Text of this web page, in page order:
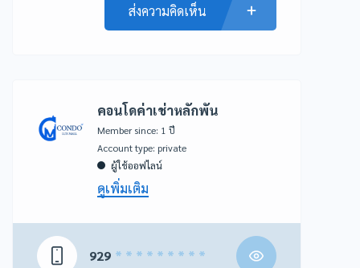
ส่งความคิดเห็น
คอนโดค่าเช่าหลักพัน
Member since: 1 ปี
account type: private
ผู้ใช้ออฟไลน์
ดูเพิ่มเติม
929 * * * * * * * * *